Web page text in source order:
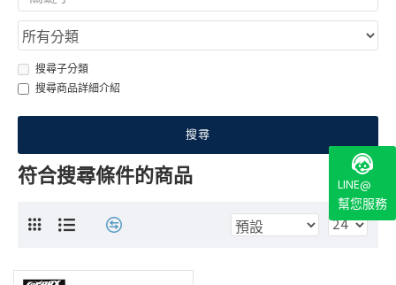
搜尋子分類
搜尋商品詳細介紹
搜尋
符合搜尋條件的商品
LINE@
幫您服務